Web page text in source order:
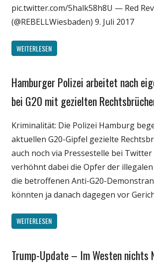
pic.twitter.com/5halk58h8U — Red
(@REBELLWiesbaden) 9. Juli 2017
WEITERLESEN
Gesellschaft
Wissenschaft
Hamburger Polizei arbeitet nach
bei G20 mit gezielten
Kriminalität: Die Polizei Hamburg
aktuellen G20-Gipfel gezielte
auch noch via Pressestelle bei
verhöhnt dabei die Opfer der
die betroffenen Anti-G20-
könnten ja danach dagegen vor
WEITERLESEN
Gesellschaft
Trump-Update – Im Westen nichts